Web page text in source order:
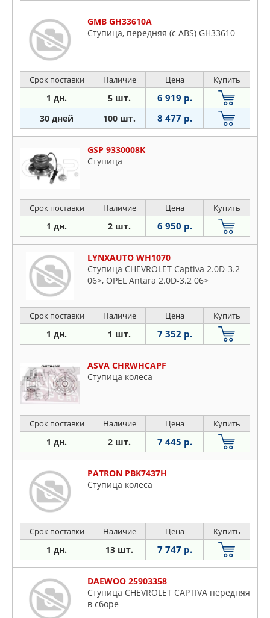
GMB GH33610A
Ступица, передняя (с ABS) GH33610
Срок поставки Наличие Цена Купить
1 дн. 5 шт. 6 919 р.
30 дней 100 шт. 8 477 р.
GSP 9330008K
Ступица
Срок поставки Наличие Цена Купить
1 дн. 2 шт. 6 950 р.
LYNXAUTO WH1070
Ступица CHEVROLET Captiva 2.0D-3.2
06>, OPEL Antara 2.0D-3.2 06>
Срок поставки Наличие Цена Купить
1 дн. 1 шт. 7 352 р.
ASVA CHRWHCAPF
Ступица колеса
Срок поставки Наличие Цена Купить
1 дн. 2 шт. 7 445 р.
PATRON PBK7437H
Ступица колеса
Срок поставки Наличие Цена Купить
1 дн. 13 шт. 7 747 р.
DAEWOO 25903358
Ступица CHEVROLET CAPTIVA передняя
в сборе